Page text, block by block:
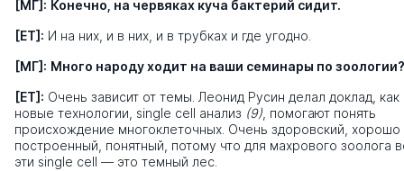
[МГ]: Конечно, на червяках куча бактерий сидит.
[ЕТ]: И на них, и в них, и в трубках и где угодно.
[МГ]: Много народу ходит на ваши семинары по зоологии?
[ЕТ]: Очень зависит от темы. Леонид Русин делал доклад, как
новые технологии, single cell анализ (9) , помогают понять
происхождение многоклеточных. Очень здоровский, хорошо
построенный, понятный, потому что для махрового зоолога
эти single cell — это темный лес.